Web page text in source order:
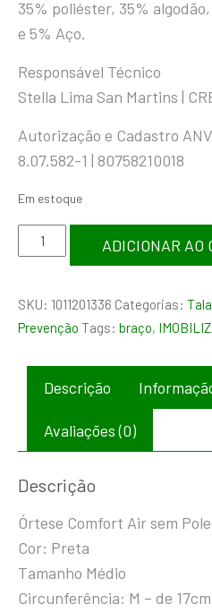
35% poliéster, 35%
e 5% Aço.
Responsável Técnico
Stella Lima San Martins |
Autorização e Cadastro
8.07.582-1 | 80758210018
Em estoque
ADICIONAR AO
SKU: 1011201336 Categorias:
Prevenção Tags: braço,
Descrição
Avaliações (0)
Descrição
Órtese Comfort Air sem
Cor: Preta
Tamanho Médio
Circunferência: M – de